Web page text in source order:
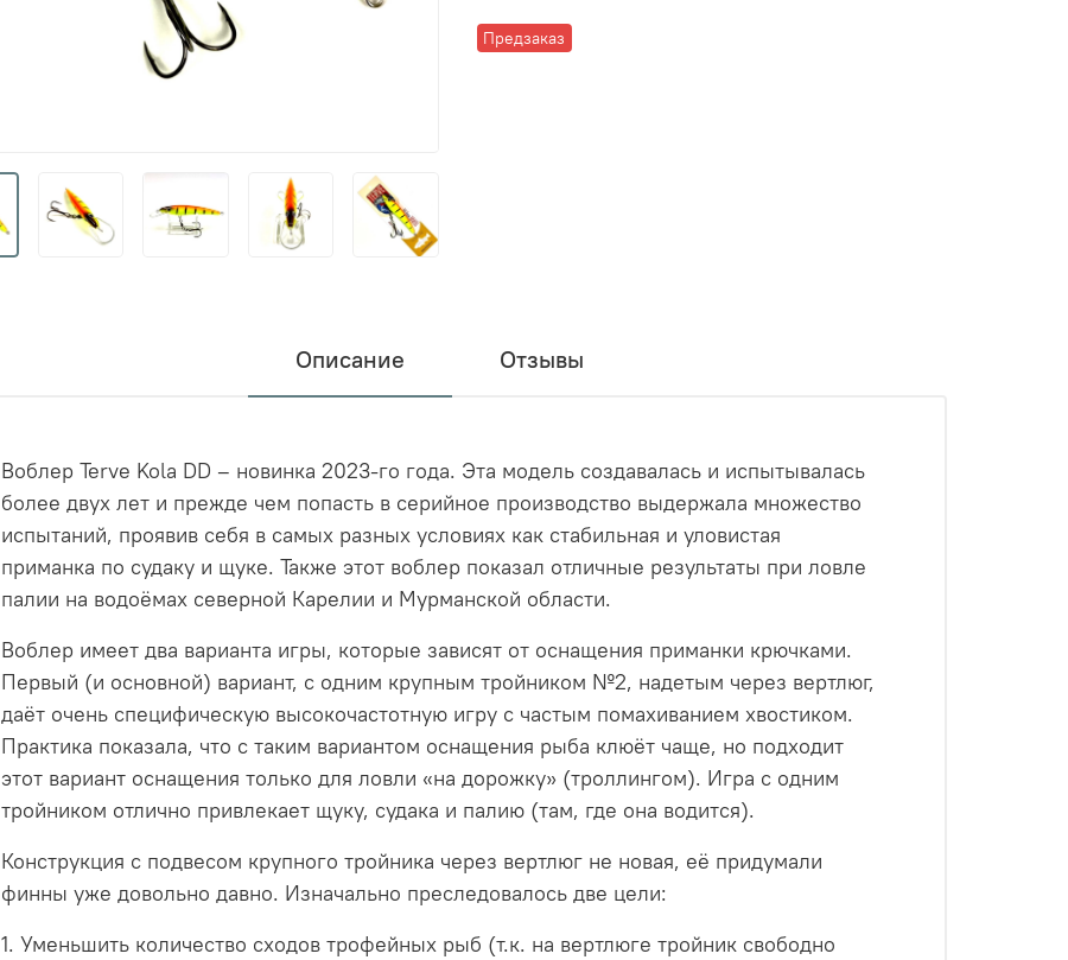
Предзаказ
Описание Отзывы
Воблер Terve Kola DD – новинка 2023-го года. Эта модель создавалась и испытывалась
более двух лет и прежде чем попасть в серийное производство выдержала множество
испытаний, проявив себя в самых разных условиях как стабильная и уловистая
приманка по судаку и щуке. Также этот воблер показал отличные результаты при ловле
палии на водоёмах северной Карелии и Мурманской области.
Воблер имеет два варианта игры, которые зависят от оснащения приманки крючками.
Первый (и основной) вариант, с одним крупным тройником №2, надетым через вертлюг,
даёт очень специфическую высокочастотную игру с частым помахиванием хвостиком.
Практика показала, что с таким вариантом оснащения рыба клюёт чаще, но подходит
этот вариант оснащения только для ловли «на дорожку» (троллингом). Игра с одним
тройником отлично привлекает щуку, судака и палию (там, где она водится).
Конструкция с подвесом крупного тройника через вертлюг не новая, её придумали
финны уже довольно давно. Изначально преследовалось две цели:
1. Уменьшить количество сходов трофейных рыб (т.к. на вертлюге тройник свободно